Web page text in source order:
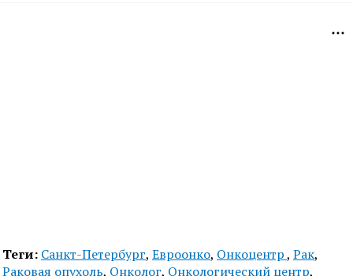
Теги: Санкт-Петербург, Евроонко, Онкоцентр, Рак,
Раковая опухоль, Онколог, Онкологический центр,